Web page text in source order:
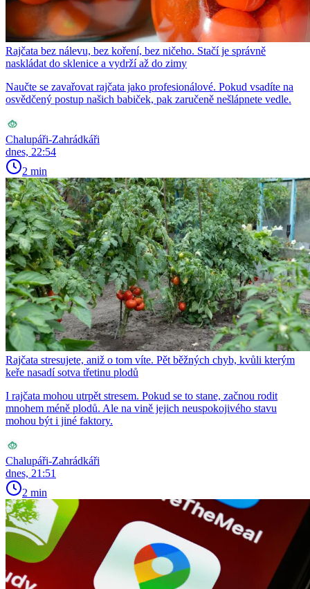
Rajčata bez nálevu, bez koření, bez ničeho. Stačí je správně
naskládat do sklenice a vydrží až do zimy
Naučte se zavařovat rajčata jako profesionálové. Pokud vsadíte na
osvědčený postup našich babiček, pak zaručeně nešlápnete vedle.
Chalupáři-Zahrádkáři
dnes, 22:54
2 min
Rajčata stresujete, aniž o tom víte. Pět běžných chyb, kvůli kterým
keře nasadí sotva třetinu plodů
I rajčata mohou utrpět stresem. Pokud se to stane, začnou rodit
mnohem méně plodů. Ale na vině jejich neuspokojivého stavu
mohou být i jiné faktory.
Chalupáři-Zahrádkáři
dnes, 21:51
2 min